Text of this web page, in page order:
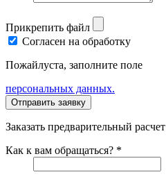
Прикрепить файл
Согласен на обработку
Пожайлуста, заполните поле
персональных данных.
Заказать предварительный расчет
Как к вам обращаться? *